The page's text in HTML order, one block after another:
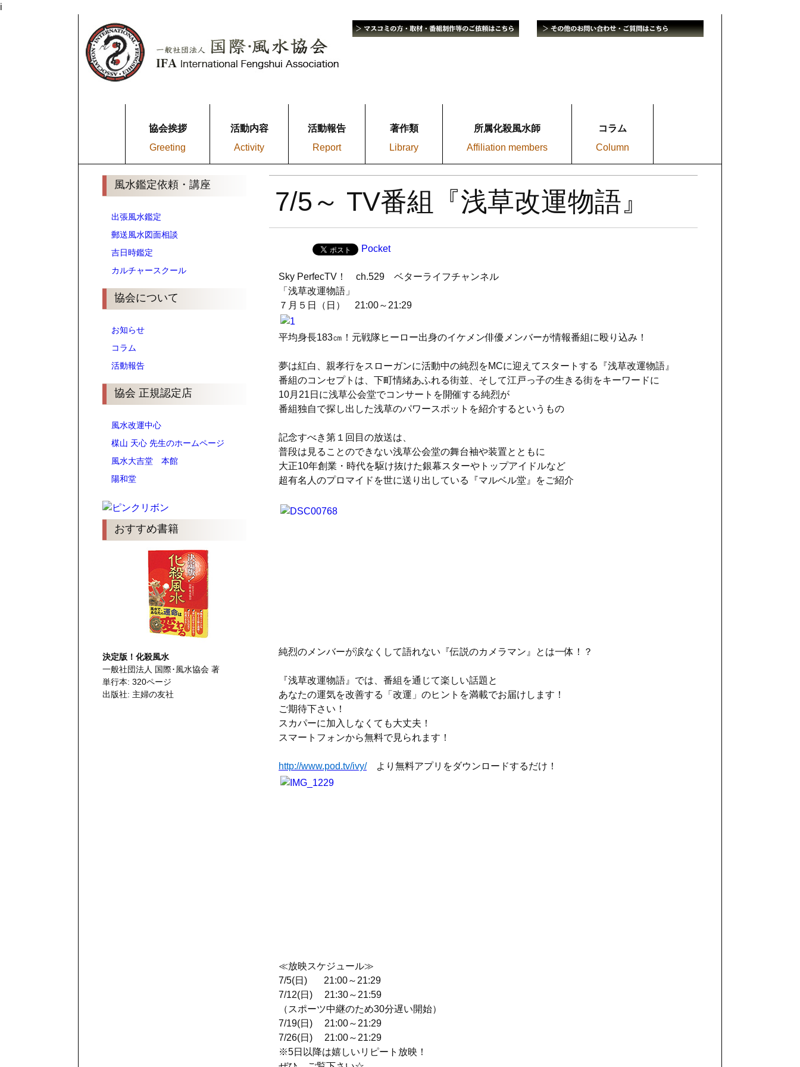
i
協会挨拶
Greeting
活動内容
Activity
活動報告
Report
著作類
Library
所属化殺風水師
Affiliation members
コラム
Column
風水鑑定依頼・講座
出張風水鑑定
郵送風水図面相談
吉日時鑑定
カルチャースクール
協会について
お知らせ
コラム
活動報告
協会 正規認定店
風水改運中心
楳山 天心 先生のホームページ
風水大吉堂 本館
陽和堂
おすすめ書籍
決定版！化殺風水
一般社団法人 国際･風水協会 著
単行本: 320ページ
出版社: 主婦の友社
7/5～ TV番組『浅草改運物語』
Pocket
Sky PerfecTV！ ch.529 ベターライフチャンネル
「浅草改運物語」
７月５日（日） 21:00～21:29
平均身長183㎝！元戦隊ヒーロー出身のイケメン俳優メンバーが情報番組に殴り込み！
夢は紅白、親孝行をスローガンに活動中の純烈をMCに迎えてスタートする『浅草改運物語』
番組のコンセプトは、下町情緒あふれる街並、そして江戸っ子の生きる街をキーワードに
10月21日に浅草公会堂でコンサートを開催する純烈が
番組独自で探し出した浅草のパワースポットを紹介するというもの
記念すべき第１回目の放送は、
普段は見ることのできない浅草公会堂の舞台袖や装置とともに
大正10年創業・時代を駆け抜けた銀幕スターやトップアイドルなど
超有名人のプロマイドを世に送り出している『マルベル堂』をご紹介
純烈のメンバーが涙なくして語れない『伝説のカメラマン』とは一体！？
『浅草改運物語』では、番組を通じて楽しい話題と
あなたの運気を改善する「改運」のヒントを満載でお届けします！
ご期待下さい！
スカパーに加入しなくても大丈夫！
スマートフォンから無料で見られます！
http://www.pod.tv/ivy/より無料アプリをダウンロードするだけ！
≪放映スケジュール≫
7/5(日) 21:00～21:29
7/12(日) 21:30～21:59
（スポーツ中継のため30分遅い開始）
7/19(日) 21:00～21:29
7/26(日) 21:00～21:29
※5日以降は嬉しいリピート放映！